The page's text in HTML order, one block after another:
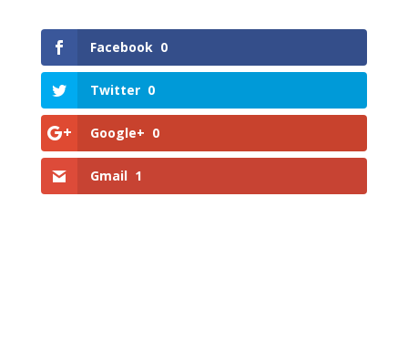
Facebook 0
Twitter 0
Google+ 0
Gmail 1